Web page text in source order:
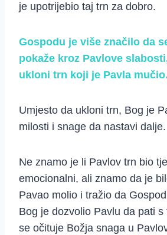
je upotrijebio taj trn za dobro.
Gospodu je više značilo da
pokaže kroz Pavlove
ukloni trn koji je Pavla mučio.
Umjesto da ukloni trn, Bog je
milosti i snage da nastavi dalje.
Ne znamo je li Pavlov trn bio
emocionalni, ali znamo da je
Pavao molio i tražio da
Bog je dozvolio Pavlu da pati
se očituje Božja snaga u